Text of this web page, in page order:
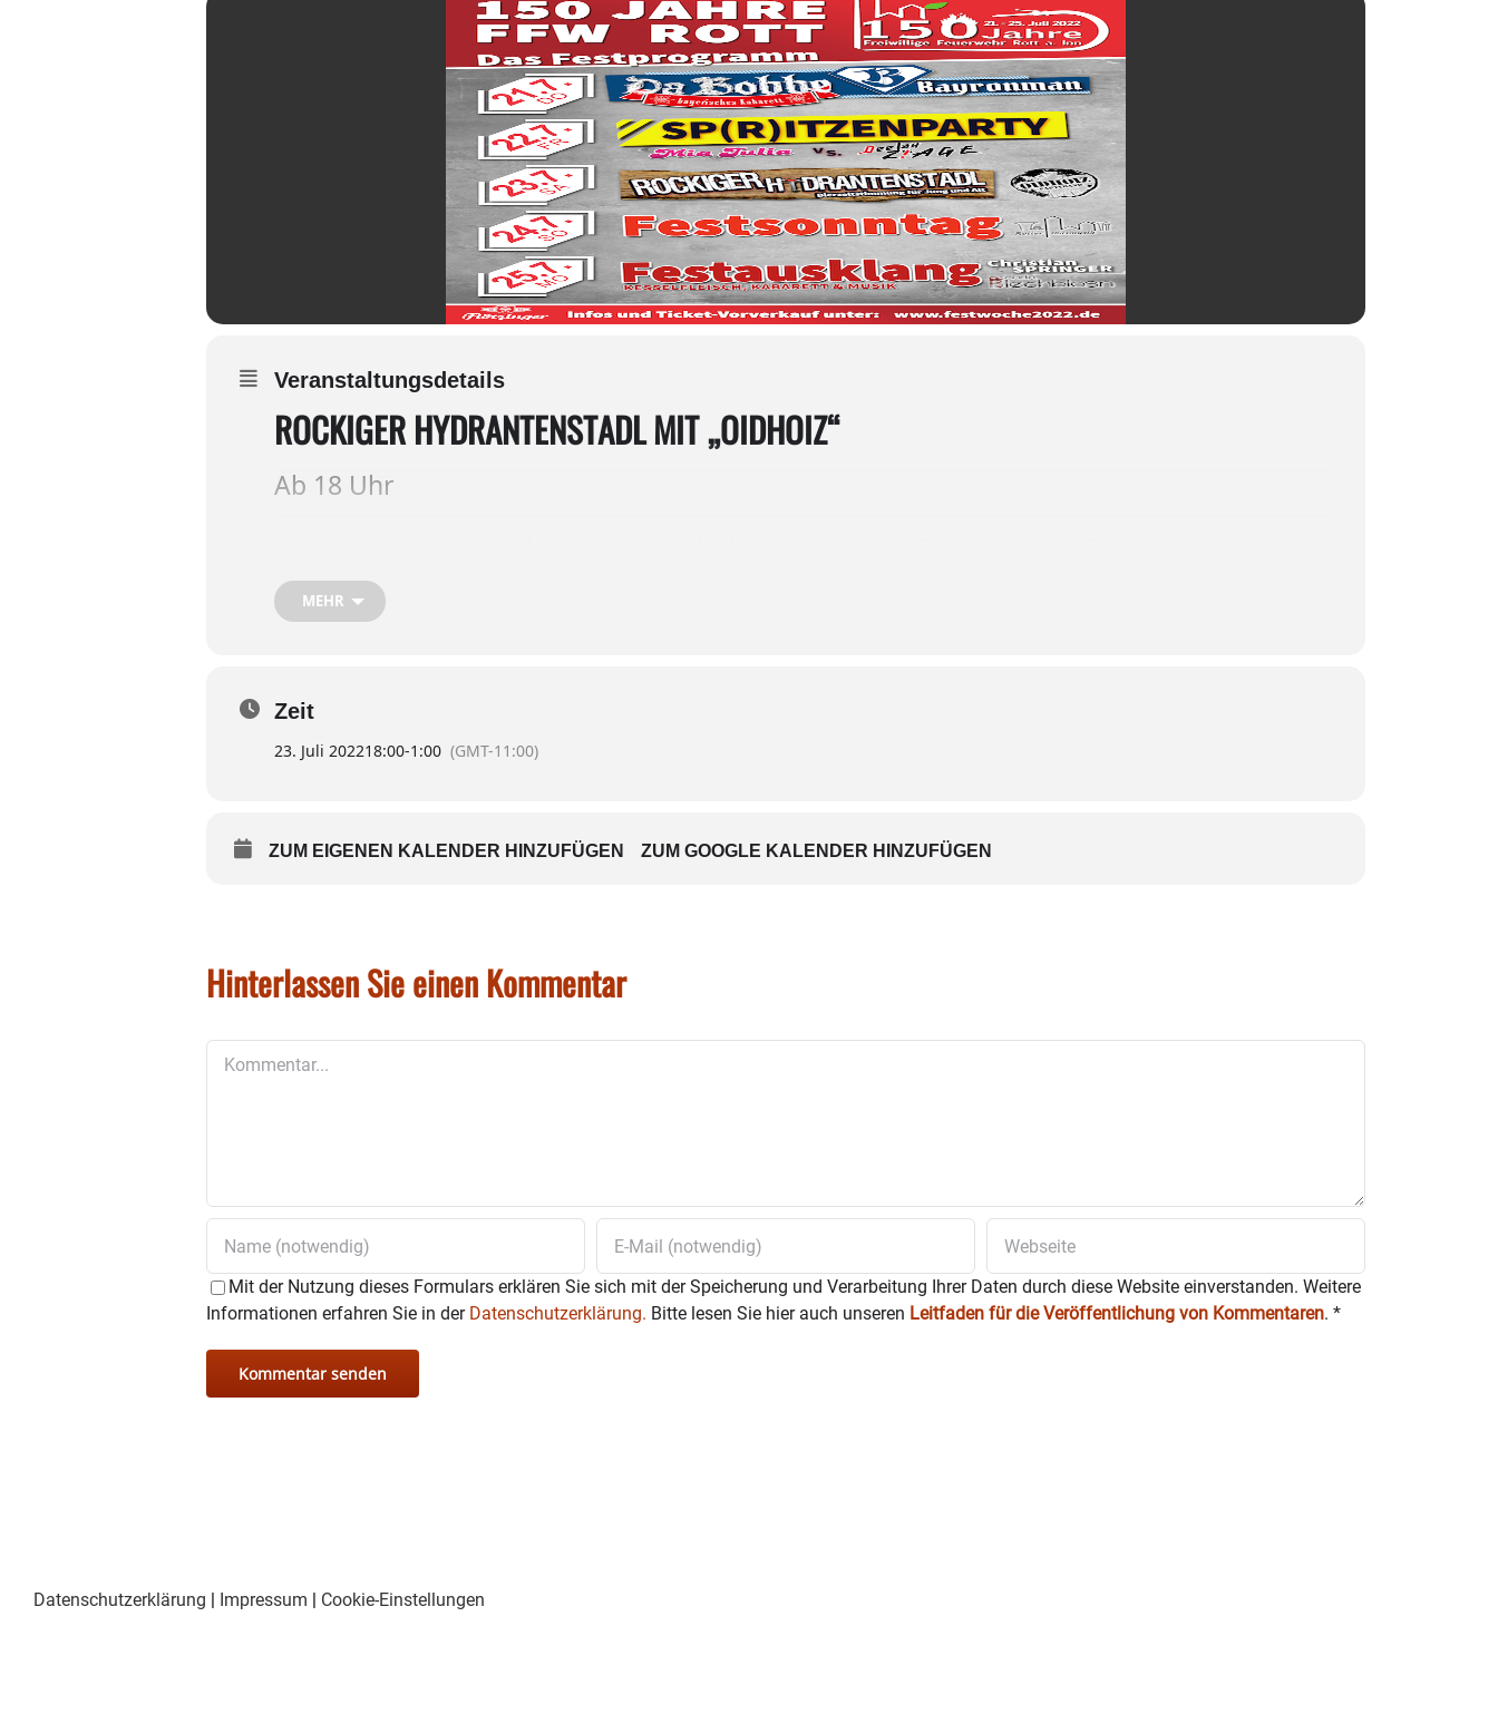
Veranstaltungsdetails
ROCKIGER HYDRANTENSTADL MIT „OIDHOIZ“
Ab 18 Uhr
professionelle Bühnenerfahrung in bekannten Bands aus der Rock- und Volksmusikszene gibt die nötige Würze
in der einzigartigen, mit mordsmäßiger Energie geladenen Live-Performance.
und breit!
Barbetrieb
MEHR
Zeit
23. Juli 202218:00-1:00 (GMT-11:00)
ZUM EIGENEN KALENDER HINZUFÜGEN ZUM GOOGLE KALENDER HINZUFÜGEN
Hinterlassen Sie einen Kommentar
Mit der Nutzung dieses Formulars erklären Sie sich mit der Speicherung und Verarbeitung Ihrer Daten durch diese Website einverstanden. Weitere
Informationen erfahren Sie in der Datenschutzerklärung. Bitte lesen Sie hier auch unseren Leitfaden für die Veröffentlichung von Kommentaren. *
Datenschutzerklärung | Impressum | Cookie-Einstellungen